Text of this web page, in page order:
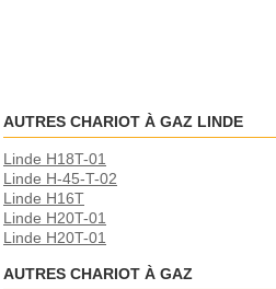
AUTRES CHARIOT À GAZ LINDE
Linde H18T-01
Linde H-45-T-02
Linde H16T
Linde H20T-01
Linde H20T-01
AUTRES CHARIOT À GAZ